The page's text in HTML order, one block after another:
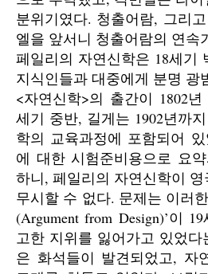
분위기였다. 청출어람, 그리
엘을 앞서니 청출어람의 연속
페일리의 자연신학은 18세기
지식인들과 대중에게 분명 광
<자연신학>의 출간이 1802
세기 중반, 길게는 1902년까
학의 교육과정에 포함되어
에 대한 시험준비용으로 요
하니, 페일리의 자연신학이
무시할 수 없다. 문제는 이러
(Argument from Design)’이
고한 지위를 잃어가고 있었
은 화석들이 발견되었고, 자